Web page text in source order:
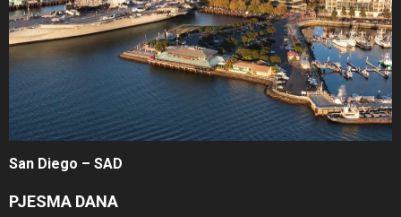
San Diego – SAD
PJESMA DANA